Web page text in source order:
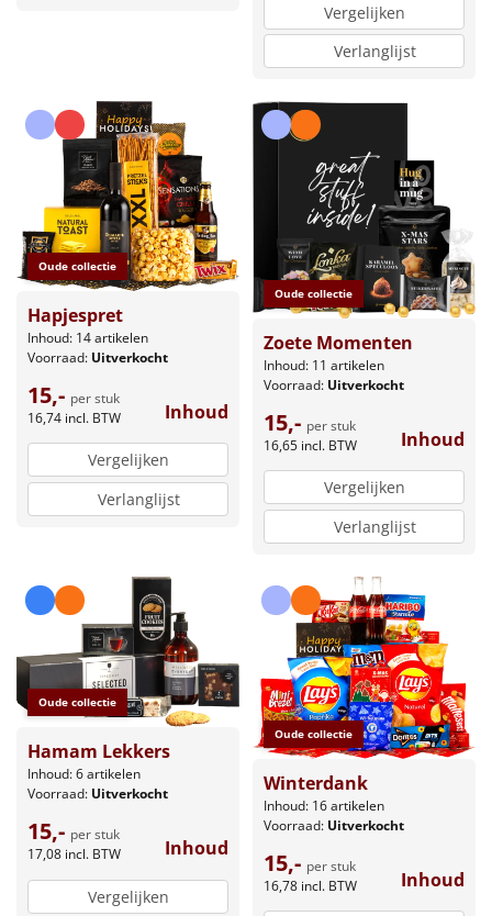
Vergelijken
Verlanglijst
Oude collectie
Hapjespret
Inhoud: 14 artikelen
Voorraad: Uitverkocht
15,- per stuk
16,74 incl. BTW Inhoud
Vergelijken
Verlanglijst
Oude collectie
Zoete Momenten
Inhoud: 11 artikelen
Voorraad: Uitverkocht
15,- per stuk
16,65 incl. BTW Inhoud
Vergelijken
Verlanglijst
Oude collectie
Hamam Lekkers
Inhoud: 6 artikelen
Voorraad: Uitverkocht
15,- per stuk
17,08 incl. BTW Inhoud
Vergelijken
Oude collectie
Winterdank
Inhoud: 16 artikelen
Voorraad: Uitverkocht
15,- per stuk
16,78 incl. BTW Inhoud